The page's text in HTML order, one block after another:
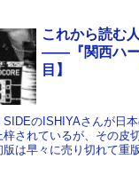
これから読む
――『関西ハー
目】
SIDEのISHIYAさんが日
されているが、その皮
は早々に売り切れて重